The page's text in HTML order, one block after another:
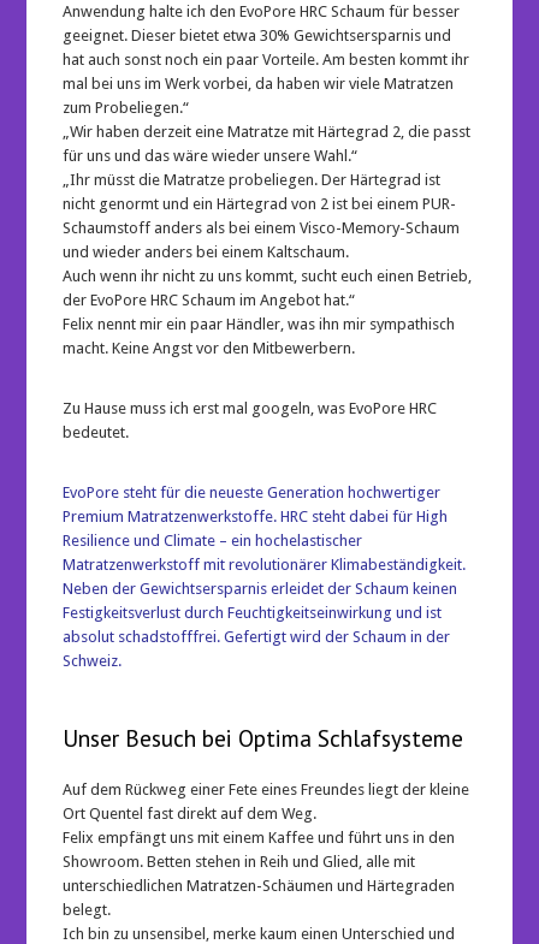
Anwendung halte ich den EvoPore HRC Schaum für besser
geeignet. Dieser bietet etwa 30% Gewichtsersparnis und
hat auch sonst noch ein paar Vorteile. Am besten kommt ihr
mal bei uns im Werk vorbei, da haben wir viele Matratzen
zum Probeliegen.“
„Wir haben derzeit eine Matratze mit Härtegrad 2, die passt
für uns und das wäre wieder unsere Wahl.“
„Ihr müsst die Matratze probeliegen. Der Härtegrad ist
nicht genormt und ein Härtegrad von 2 ist bei einem PUR-
Schaumstoff anders als bei einem Visco-Memory-Schaum
und wieder anders bei einem Kaltschaum.
Auch wenn ihr nicht zu uns kommt, sucht euch einen Betrieb,
der EvoPore HRC Schaum im Angebot hat.“
Felix nennt mir ein paar Händler, was ihn mir sympathisch
macht. Keine Angst vor den Mitbewerbern.
Zu Hause muss ich erst mal googeln, was EvoPore HRC
bedeutet.
EvoPore steht für die neueste Generation hochwertiger
Premium Matratzenwerkstoffe. HRC steht dabei für High
Resilience und Climate – ein hochelastischer
Matratzenwerkstoff mit revolutionärer Klimabeständigkeit.
Neben der Gewichtsersparnis erleidet der Schaum keinen
Festigkeitsverlust durch Feuchtigkeitseinwirkung und ist
absolut schadstofffrei. Gefertigt wird der Schaum in der
Schweiz.
Unser Besuch bei Optima Schlafsysteme
Auf dem Rückweg einer Fete eines Freundes liegt der kleine
Ort Quentel fast direkt auf dem Weg.
Felix empfängt uns mit einem Kaffee und führt uns in den
Showroom. Betten stehen in Reih und Glied, alle mit
unterschiedlichen Matratzen-Schäumen und Härtegraden
belegt.
Ich bin zu unsensibel, merke kaum einen Unterschied und